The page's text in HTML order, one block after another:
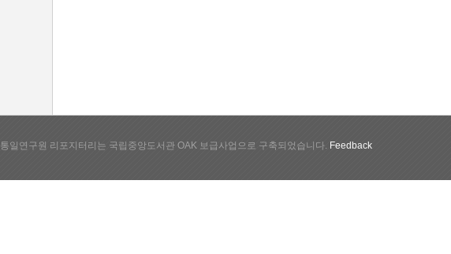
통일연구원 리포지터리는 국립중앙도서관 OAK 보급사업으로 구축되었습니다. Feedback